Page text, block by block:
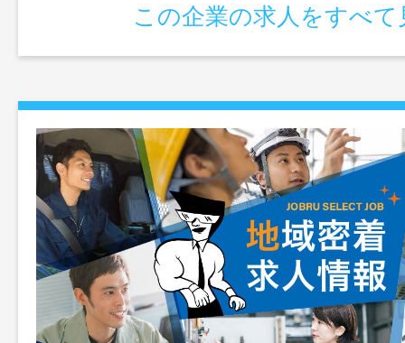
この企業の求人をすべて